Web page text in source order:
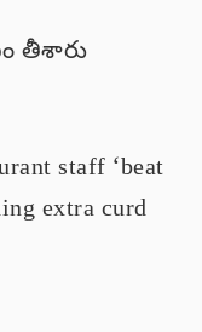
తీశారు
staff ‘beat
extra curd